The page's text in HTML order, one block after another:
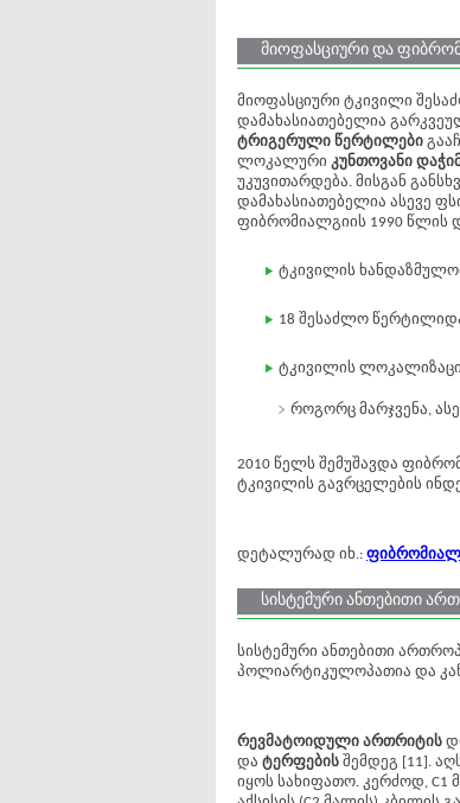
მიოფასციური და
მიოფასციური ტკივილი
დამახასიათებელია
ტრიგერული წერტილები
ლოკალური კუნთოვანი
უკუვითარდება. მისგან
დამახასიათებელია ასევე
ფიბრომიალგიის 1990 წლის
ტკივილის
18 შესაძლო
ტკივილის
როგორც მარჯვენა,
2010 წელს შემუშავდა
ტკივილის გავრცელების
დეტალურად იხ.:
სისტემური ანთებითი
სისტემური ანთებითი
პოლიარტიკულოპათია და
რევმატოიდული ართრიტის
და ტერფების შემდეგ [11].
იყოს სახიფათო. კერძოდ, C1